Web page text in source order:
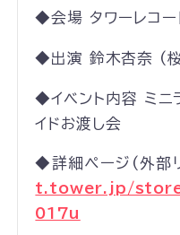
◆会場 タワーレコー
◆出演 鈴木杏奈 (
◆イベント内容 ミニ
イドお渡し会
◆詳細ページ(外部
t.tower.jp/
017u